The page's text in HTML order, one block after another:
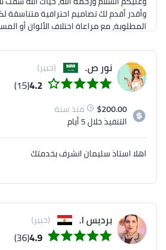
تلبي توقعاتك، تواصل معي للتفاصيل
نور ص. (خبير)
4.2
(15)
$200.00
منذ سنة
التنفيذخلال 5 أيام
اهلا استاذ سليمان انشرف بخدمتك
برديس ا. (خبير)
4.9
(36)